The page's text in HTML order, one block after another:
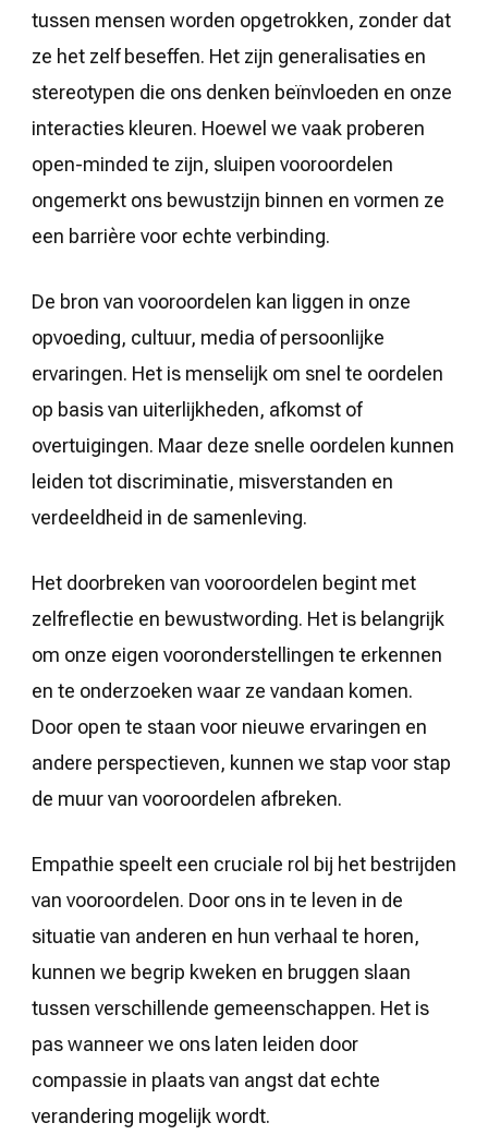
tussen mensen worden opgetrokken, zonder dat
ze het zelf beseffen. Het zijn generalisaties en
stereotypen die ons denken beïnvloeden en onze
interacties kleuren. Hoewel we vaak proberen
open-minded te zijn, sluipen vooroordelen
ongemerkt ons bewustzijn binnen en vormen ze
een barrière voor echte verbinding.
De bron van vooroordelen kan liggen in onze
opvoeding, cultuur, media of persoonlijke
ervaringen. Het is menselijk om snel te oordelen
op basis van uiterlijkheden, afkomst of
overtuigingen. Maar deze snelle oordelen kunnen
leiden tot discriminatie, misverstanden en
verdeeldheid in de samenleving.
Het doorbreken van vooroordelen begint met
zelfreflectie en bewustwording. Het is belangrijk
om onze eigen vooronderstellingen te erkennen
en te onderzoeken waar ze vandaan komen.
Door open te staan voor nieuwe ervaringen en
andere perspectieven, kunnen we stap voor stap
de muur van vooroordelen afbreken.
Empathie speelt een cruciale rol bij het bestrijden
van vooroordelen. Door ons in te leven in de
situatie van anderen en hun verhaal te horen,
kunnen we begrip kweken en bruggen slaan
tussen verschillende gemeenschappen. Het is
pas wanneer we ons laten leiden door
compassie in plaats van angst dat echte
verandering mogelijk wordt.